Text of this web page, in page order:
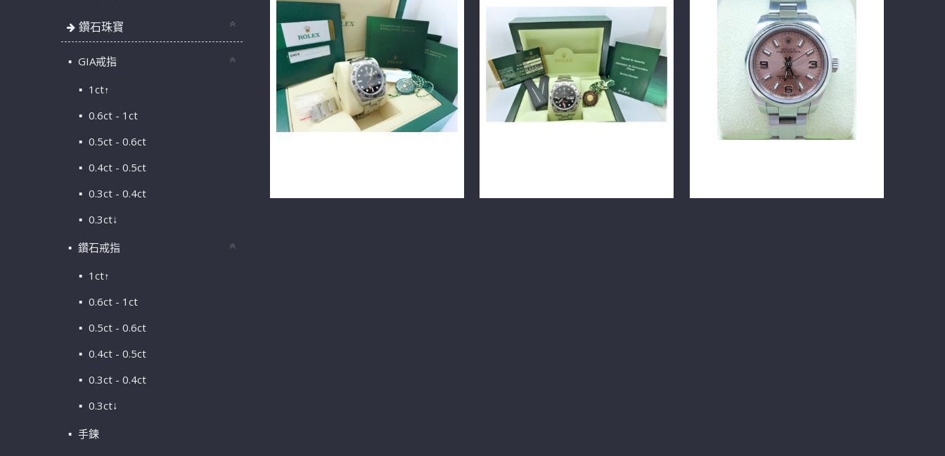
鑽石珠寶
GIA戒指
1ct↑
0.6ct - 1ct
0.5ct - 0.6ct
0.4ct - 0.5ct
0.3ct - 0.4ct
0.3ct↓
鑽石戒指
1ct↑
0.6ct - 1ct
0.5ct - 0.6ct
0.4ct - 0.5ct
0.3ct - 0.4ct
0.3ct↓
手鍊